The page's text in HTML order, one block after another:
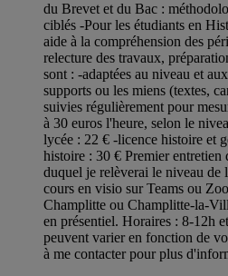
du Brevet et du Bac :
ciblés -Pour les étudiants en
aide à la compréhension des
relecture des travaux,
sont : -adaptées au niveau et
supports ou les miens (textes,
suivies régulièrement pour
à 30 euros l'heure, selon le
lycée : 22 € -licence histoire et
histoire : 30 € Premier entretien
duquel je relèverai le niveau de
cours en visio sur Teams ou
Champlitte ou Champlitte-la-
en présentiel. Horaires : 8-12h
peuvent varier en fonction de
à me contacter pour plus